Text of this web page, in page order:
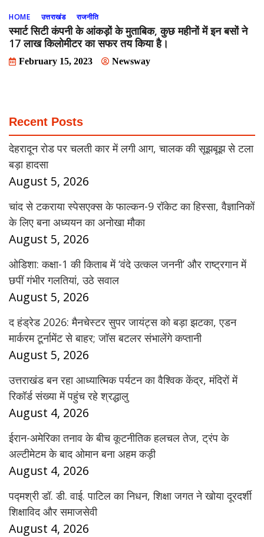
HOME उत्तराखंड राजनीति
स्मार्ट सिटी कंपनी के आंकड़ों के मुताबिक, कुछ महीनों में इन बसों ने
17 लाख किलोमीटर का सफर तय किया है।
February 15, 2023 Newsway
Recent Posts
देहरादून रोड पर चलती कार में लगी आग, चालक की सूझबूझ से टला
बड़ा हादसा
August 5, 2026
चांद से टकराया स्पेसएक्स के फाल्कन-9 रॉकेट का हिस्सा, वैज्ञानिकों
के लिए बना अध्ययन का अनोखा मौका
August 5, 2026
ओडिशा: कक्षा-1 की किताब में ‘वंदे उत्कल जननी’ और राष्ट्रगान में
छपीं गंभीर गलतियां, उठे सवाल
August 5, 2026
द हंड्रेड 2026: मैनचेस्टर सुपर जायंट्स को बड़ा झटका, एडन
मार्करम टूर्नामेंट से बाहर; जॉस बटलर संभालेंगे कप्तानी
August 5, 2026
उत्तराखंड बन रहा आध्यात्मिक पर्यटन का वैश्विक केंद्र, मंदिरों में
रिकॉर्ड संख्या में पहुंच रहे श्रद्धालु
August 4, 2026
ईरान-अमेरिका तनाव के बीच कूटनीतिक हलचल तेज, ट्रंप के
अल्टीमेटम के बाद ओमान बना अहम कड़ी
August 4, 2026
पद्मश्री डॉ. डी. वाई. पाटिल का निधन, शिक्षा जगत ने खोया दूरदर्शी
शिक्षाविद और समाजसेवी
August 4, 2026